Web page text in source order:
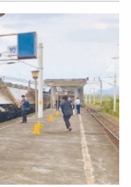
以上地震已8起，高
入「
表示，如若發生規
強震機率只有5％。
的案例日本也曾出現
2天也曾出現規模
日當天竟出現規模
最大地震就是主
次台東規模6.8地
大到6.3。